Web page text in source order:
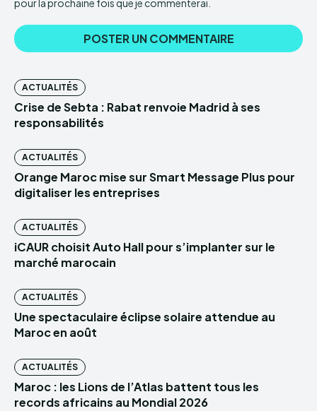
pour la prochaine fois que je commenterai.
ACTUALITÉS
Crise de Sebta : Rabat renvoie Madrid à ses
responsabilités
ACTUALITÉS
Orange Maroc mise sur Smart Message Plus pour
digitaliser les entreprises
ACTUALITÉS
iCAUR choisit Auto Hall pour s’implanter sur le
marché marocain
ACTUALITÉS
Une spectaculaire éclipse solaire attendue au
Maroc en août
ACTUALITÉS
Maroc : les Lions de l’Atlas battent tous les
records africains au Mondial 2026